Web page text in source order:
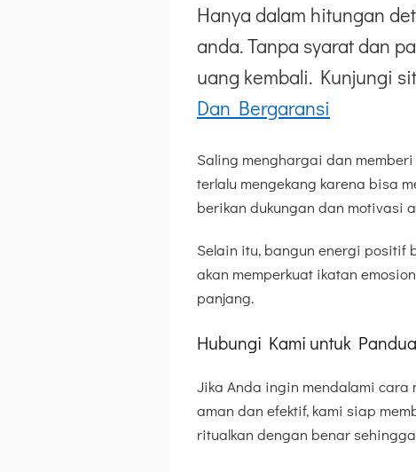
Hanya dalam hitungan
anda. Tanpa syarat dan
uang kembali. Kunjungi
Dan Bergaransi
Saling menghargai dan
terlalu mengekang karena bisa
berikan dukungan dan motivasi
Selain itu, bangun energi positif
akan memperkuat ikatan
panjang.
Hubungi Kami untuk
Jika Anda ingin mendalami
aman dan efektif, kami siap
ritualkan dengan benar